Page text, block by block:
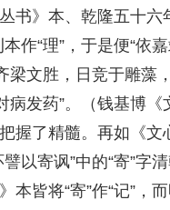
书》本、乾隆五十六
作“理”，于是便“依
梁文胜，日竞于雕藻
病发药”。（钱基博《
握了精髓。再如《文
以寄讽”中的“寄”字
皆将“寄”作“记”，